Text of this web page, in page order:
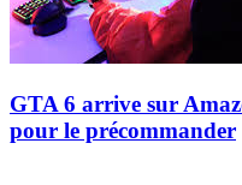
GTA 6 arrive sur
pour le précommander